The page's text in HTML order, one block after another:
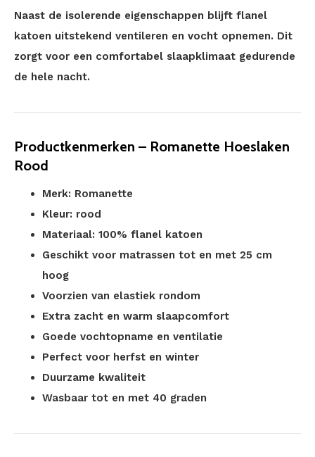
Naast de isolerende eigenschappen blijft flanel
katoen uitstekend ventileren en vocht opnemen. Dit
zorgt voor een comfortabel slaapklimaat gedurende
de hele nacht.
Productkenmerken – Romanette Hoeslaken
Rood
Merk: Romanette
Kleur: rood
Materiaal: 100% flanel katoen
Geschikt voor matrassen tot en met 25 cm
hoog
Voorzien van elastiek rondom
Extra zacht en warm slaapcomfort
Goede vochtopname en ventilatie
Perfect voor herfst en winter
Duurzame kwaliteit
Wasbaar tot en met 40 graden